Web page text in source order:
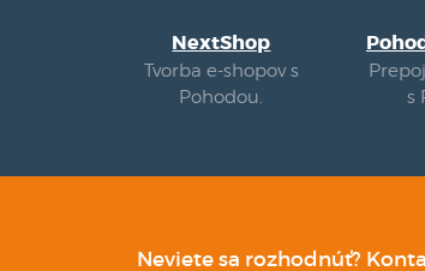
NextShop
Tvorba e-shopov s
Pohodou.
s
Neviete sa rozhodnúť?